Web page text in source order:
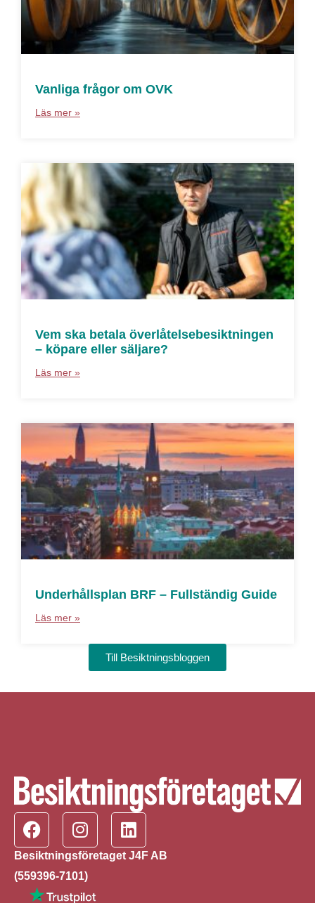
Vanliga frågor om OVK
Läs mer »
Vem ska betala överlåtelsebesiktningen
– köpare eller säljare?
Läs mer »
Underhållsplan BRF – Fullständig Guide
Läs mer »
Till Besiktningsbloggen
Besiktningsföretaget J4F AB
(559396-7101)